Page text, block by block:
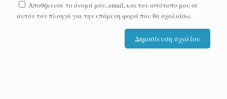
Αποθήκευσε το όνομά μου, email, και τον ιστότοπο μου σε
αυτόν τον πλοηγό για την επόμενη φορά που θα σχολιάσω.